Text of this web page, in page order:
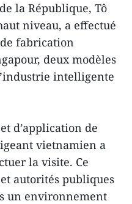
la République, Tô
niveau, a effectué
fabrication
deux modèles
intelligente
d’application de
vietnamien a
la visite. Ce
autorités publiques
un environnement